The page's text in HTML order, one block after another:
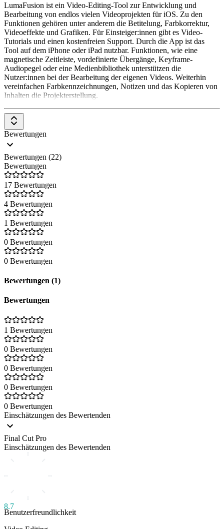
LumaFusion ist ein Video-Editing-Tool zur Entwicklung und
Bearbeitung von endlos vielen Videoprojekten für iOS. Zu den
Funktionen gehören unter anderem die Betitelung, Farbkorrektur,
Videoeffekte und Grafiken. Für Einsteiger:innen gibt es Video-
Tutorials und einen kostenfreien Support. Durch die App ist das
Tool auf dem iPhone oder iPad nutzbar. Funktionen, wie eine
magnetische Zeitleiste, vordefinierte Übergänge, Keyframe-
Audiopegel oder eine Medienbibliothek unterstützen die
Nutzer:innen bei der Bearbeitung der eigenen Videos. Weiterhin
vereinfachen Farbkennzeichnungen, Notizen und das Kopieren von
Inhalten die Projekterstellung.
Bewertungen
Bewertungen (22)
Bewertungen
17 Bewertungen
4 Bewertungen
1 Bewertungen
0 Bewertungen
0 Bewertungen
Bewertungen (1)
Bewertungen
1 Bewertungen
0 Bewertungen
0 Bewertungen
0 Bewertungen
0 Bewertungen
Einschätzungen des Bewertenden
Final Cut Pro
Einschätzungen des Bewertenden
8.7
Benutzerfreundlichkeit